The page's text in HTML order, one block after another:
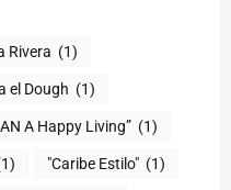
Rivera (1)
el Dough (1)
A Happy Living” (1)
"Caribe Estilo" (1)